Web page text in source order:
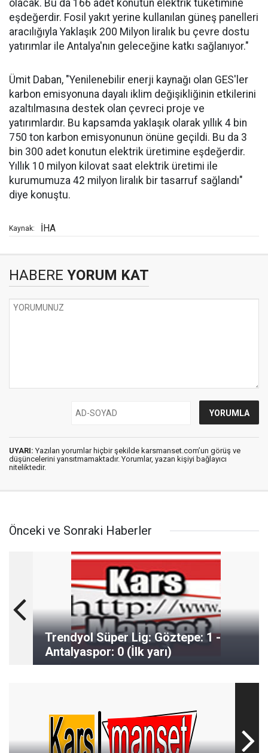
olacak. Bu da 166 adet konutun elektrik tüketimine
eşdeğerdir. Fosil yakıt yerine kullanılan güneş panelleri
aracılığıyla Yaklaşık 200 Milyon liralık bu çevre dostu
yatırımlar ile Antalya'nın geleceğine katkı sağlanıyor."
Ümit Daban, "Yenilenebilir enerji kaynağı olan GES'ler
karbon emisyonuna dayalı iklim değişikliğinin etkilerini
azaltılmasına destek olan çevreci proje ve
yatırımlardır. Bu kapsamda yaklaşık olarak yıllık 4 bin
750 ton karbon emisyonunun önüne geçildi. Bu da 3
bin 300 adet konutun elektrik üretimine eşdeğerdir.
Yıllık 10 milyon kilovat saat elektrik üretimi ile
kurumumuza 42 milyon liralık bir tasarruf sağlandı"
diye konuştu.
Kaynak: İHA
HABERE YORUM KAT
UYARI: Yazılan yorumlar hiçbir şekilde karsmanset.com’un görüş ve
düşüncelerini yansıtmamaktadır. Yorumlar, yazan kişiyi bağlayıcı
niteliktedir.
Önceki ve Sonraki Haberler
Trendyol Süper Lig: Göztepe: 1 -
Antalyaspor: 0 (İlk yarı)